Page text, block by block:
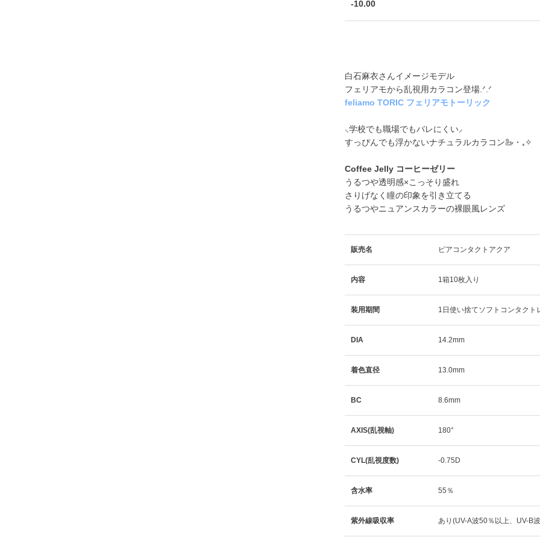
-10.00
白石麻衣さんイメージモデル
フェリアモから乱視用カラコン登場.ᐟ.ᐟ
feliamo TORIC フェリアモトーリック
⸜学校でも職場でもバレにくい⸝
すっぴんでも浮かないナチュラルカラコン🦢・₊✧
Coffee Jelly コーヒーゼリー
うるつや透明感×こっそり盛れ
さりげなく瞳の印象を引き立てる
うるつやニュアンスカラーの裸眼風レンズ
販売名 ピアコンタクトアクア
内容 1箱10枚入り
装用期間 1日使い捨てソフトコンタクト
DIA 14.2mm
着色直径 13.0mm
BC 8.6mm
AXIS(乱視軸) 180°
CYL(乱視度数) -0.75D
含水率 55％
紫外線吸収率 あり(UV-A波50％以上、UV-B